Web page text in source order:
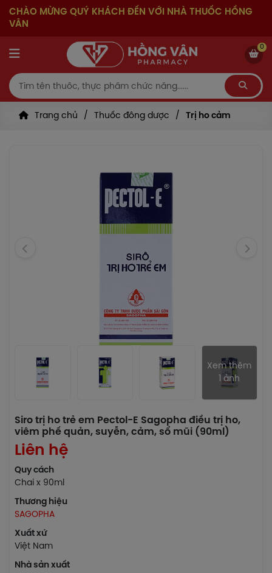
CHÀO MỪNG QUÝ KHÁCH ĐẾN VỚI NHÀ THUỐC HỒNG
VÂN
0
Trang chủ Thuốc đông dược Trị ho cảm
Xem thêm
1 ảnh
Siro trị ho trẻ em Pectol-E Sagopha điều trị ho,
viêm phế quản, suyễn, cảm, sổ mũi (90ml)
Liên hệ
Quy cách
Chai x 90ml
Thương hiệu
SAGOPHA
Xuất xứ
Việt Nam
Nhà sản xuất